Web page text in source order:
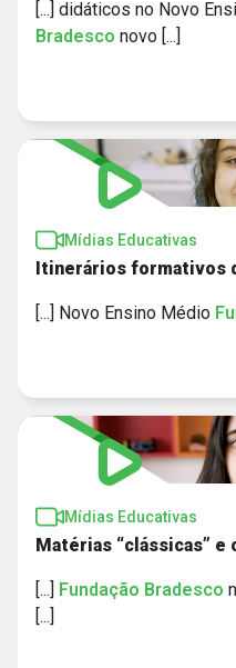
[...] didáticos no Novo
Bradesco novo [...]
Mídias Educativas
Itinerários formativos
[...] Novo Ensino Médio
Mídias Educativas
Matérias “clássicas” e
[...] Fundação Bradesco
[...]